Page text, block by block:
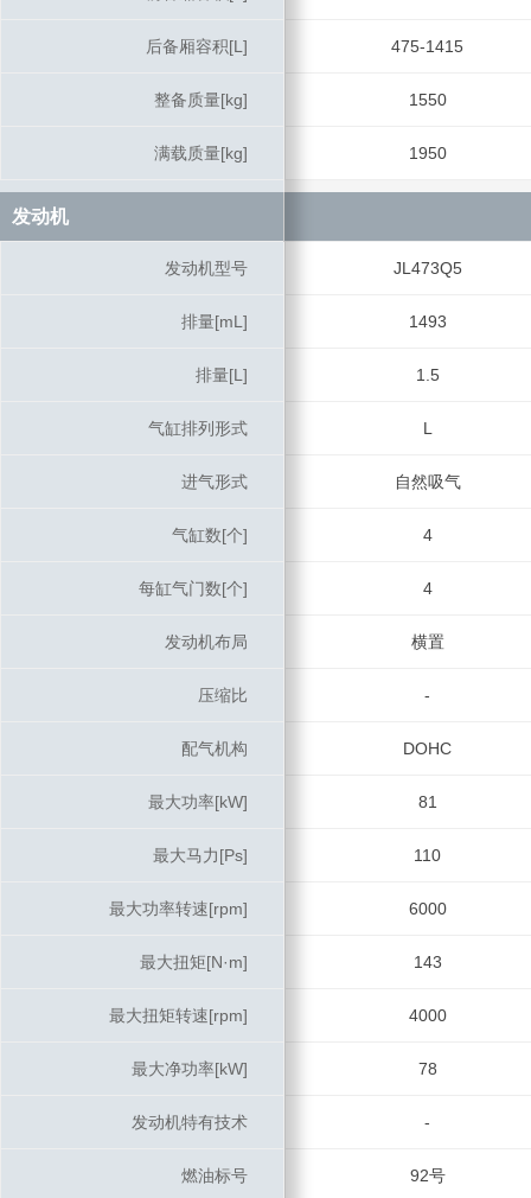
后备厢容积[L] 475-1415
整备质量[kg] 1550
满载质量[kg] 1950
发动机
发动机型号 JL473Q5
排量[mL] 1493
排量[L] 1.5
气缸排列形式 L
进气形式 自然吸气
气缸数[个] 4
每缸气门数[个] 4
发动机布局 横置
压缩比 -
配气机构 DOHC
最大功率[kW] 81
最大马力[Ps] 110
最大功率转速[rpm] 6000
最大扭矩[N·m] 143
最大扭矩转速[rpm] 4000
最大净功率[kW] 78
发动机特有技术 -
燃油标号 92号
后备厢容积[L]
整备质量[kg]
满载质量[kg]
发动机
发动机型号
排量[mL]
排量[L]
气缸排列形式
进气形式
气缸数[个]
每缸气门数[个]
发动机布局
压缩比
配气机构
最大功率[kW]
最大马力[Ps]
最大功率转速[rpm]
最大扭矩[N·m]
最大扭矩转速[rpm]
最大净功率[kW]
发动机特有技术
燃油标号